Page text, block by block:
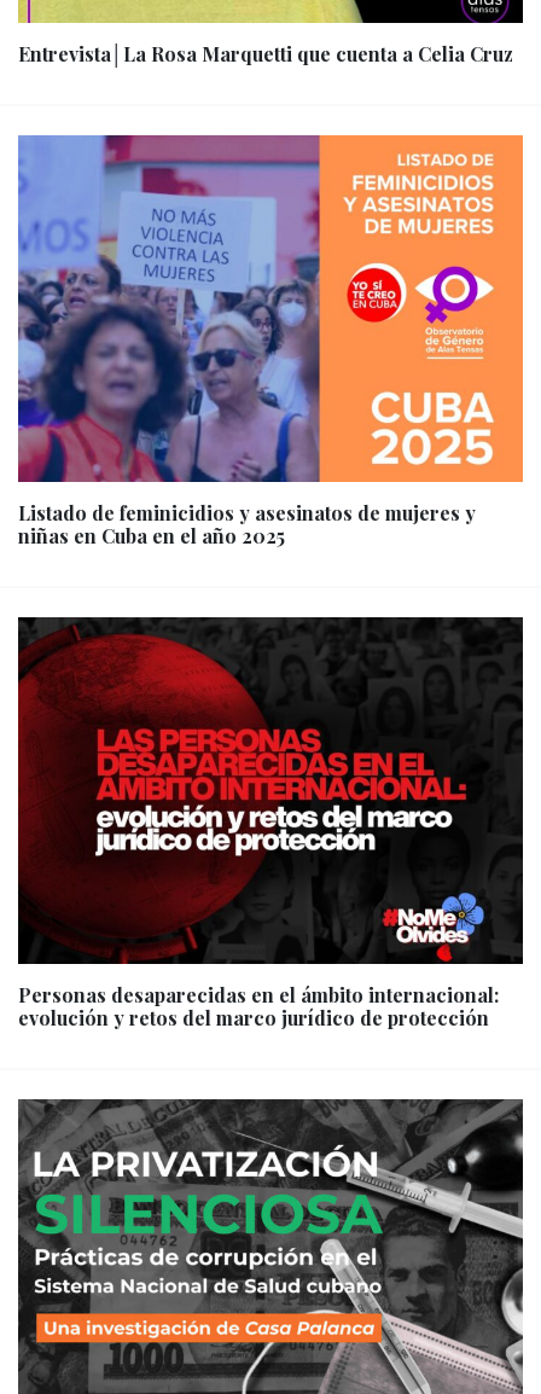
Entrevista│La Rosa Marquetti que cuenta a Celia Cruz
Listado de feminicidios y asesinatos de mujeres y
niñas en Cuba en el año 2025
Personas desaparecidas en el ámbito internacional:
evolución y retos del marco jurídico de protección